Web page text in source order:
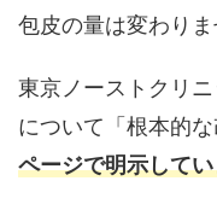
包皮の量は変わりま
東京ノーストクリ
について「根本的
ページで明示して